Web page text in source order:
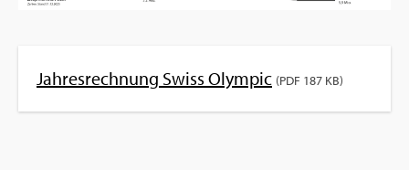
Jah­res­rech­nung Swiss Olym­pic (PDF 187 KB)